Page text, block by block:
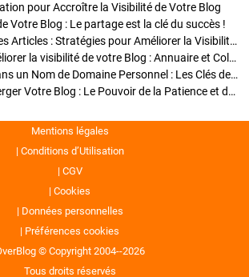
pour Accroître la Visibilité de Votre Blog
Votre Blog : Le partage est la clé du succès !
Optimisation SEO des Articles : Stratégies pour Améliorer la Visibilité de Votre Blog
Stratégies pour améliorer la visibilité de votre Blog : Annuaire et Collaborations
Pourquoi Investir dans un Nom de Domaine Personnel : Les Clés de la Réussite de Votre Blog
Comment Faire Émerger Votre Blog : Le Pouvoir de la Patience et de la Persévérance
Mentions légales
Conditions d’Utilisation
CGV
Cookies
Données personnelles
Préférences cookies
© Copyright 2004--2026
Tous droits réservés